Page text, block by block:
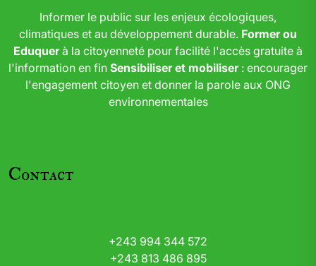
Informer le public sur les enjeux écologiques,
climatiques et au développement durable. Former ou
Eduquerà la citoyenneté pour facilité l'accès gratuite à
l'information en fin Sensibiliser et mobiliser: encourager
l'engagement citoyen et donner la parole aux ONG
environnementales
Contact
+243 994 344 572
+243 813 486 895